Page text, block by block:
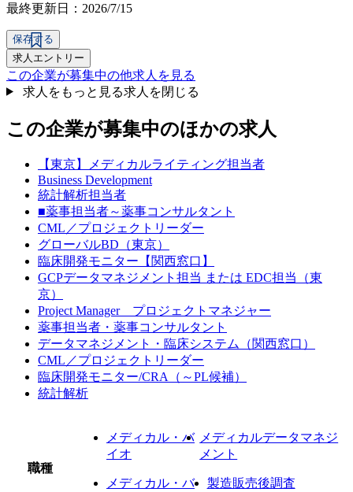
最終更新日：2026/7/15
保存する
求人エントリー
この企業が募集中の他求人を見る
求人をもっと見る求人を閉じる
この企業が募集中のほかの求人
【東京】メディカルライティング担当者
Business Development
統計解析担当者
■薬事担当者～薬事コンサルタント
CML／プロジェクトリーダー
グローバルBD（東京）
臨床開発モニター【関西窓口】
GCPデータマネジメント担当 または EDC担当（東
京）
Project Manager プロジェクトマネジャー
薬事担当者・薬事コンサルタント
データマネジメント・臨床システム（関西窓口）
CML／プロジェクトリーダー
臨床開発モニター/CRA（～PL候補）
統計解析
職種
メディカル・バ
イオ
メディカルデータマネジ
メント
メディカル・バ
製造販売後調査